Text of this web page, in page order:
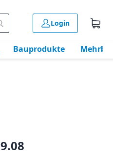
Login
Bauprodukte Mehr
9.08